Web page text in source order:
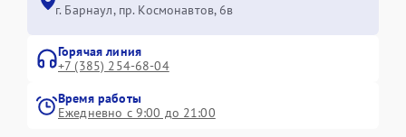
г. Барнаул, ​пр. Космонавтов, 6в
Горячая линия
+7 (385) 254-68-04
Время работы
Ежедневно с 9:00 до 21:00